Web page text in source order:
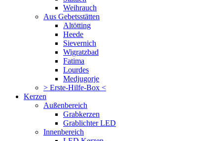
Weihrauch
Aus Gebetsstätten
Altötting
Heede
Sievernich
Wigratzbad
Fatima
Lourdes
Medjugorje
> Erste-Hilfe-Box <
Kerzen
Außenbereich
Grabkerzen
Grablichter LED
Innenbereich